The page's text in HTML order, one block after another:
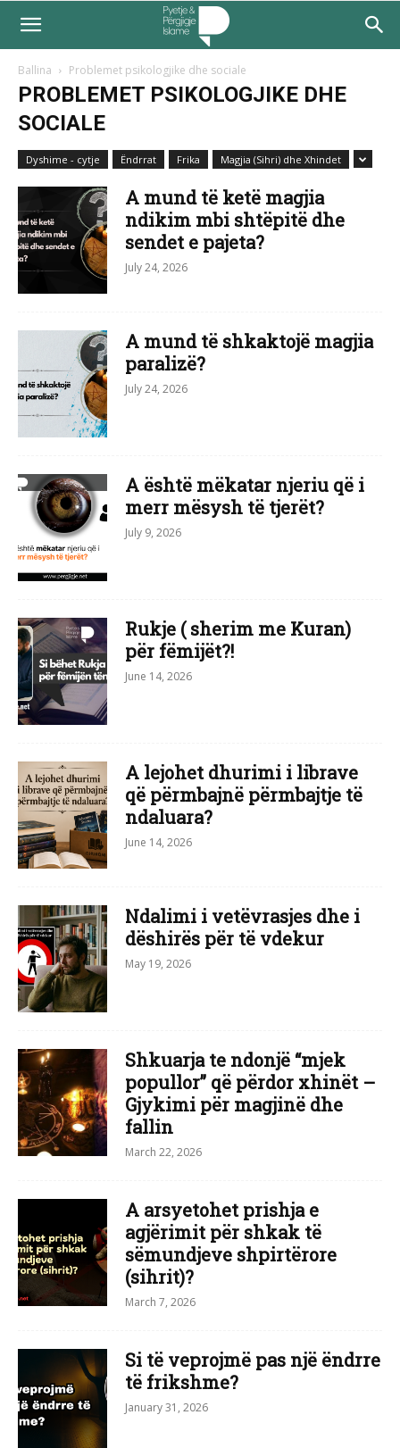
Ballina Problemet psikologjike dhe sociale
PROBLEMET PSIKOLOGJIKE DHE
SOCIALE
Dyshime - cytje Ëndrrat Frika Magjia (Sihri) dhe Xhindet
A mund të ketë magjia
ndikim mbi shtëpitë dhe
sendet e pajeta?
July 24, 2026
A mund të shkaktojë magjia
paralizë?
July 24, 2026
A është mëkatar njeriu që i
merr mësysh të tjerët?
July 9, 2026
Rukje ( sherim me Kuran)
për fëmijët?!
June 14, 2026
A lejohet dhurimi i librave
që përmbajnë përmbajtje të
ndaluara?
June 14, 2026
Ndalimi i vetëvrasjes dhe i
dëshirës për të vdekur
May 19, 2026
Shkuarja te ndonjë “mjek
popullor” që përdor xhinët – ​
Gjykimi për magjinë dhe
fallin
March 22, 2026
A arsyetohet prishja e
agjërimit për shkak të
sëmundjeve shpirtërore
(sihrit)?
March 7, 2026
Si të veprojmë pas një ëndrre
të frikshme?
January 31, 2026